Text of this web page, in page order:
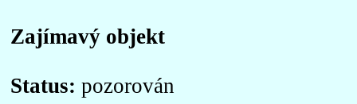
Zajímavý objekt
Status: pozorován